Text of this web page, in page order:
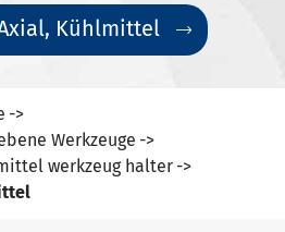
Axial, Kühlmittel 
Werkzeuge
werkzeug halter